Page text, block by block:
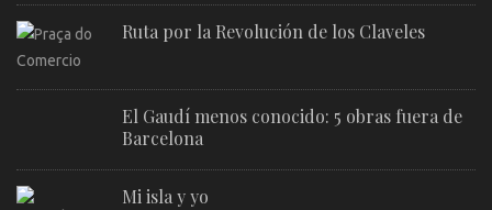
Ruta por la Revolución de los Claveles
El Gaudí menos conocido: 5 obras fuera de
Barcelona
Mi isla y yo